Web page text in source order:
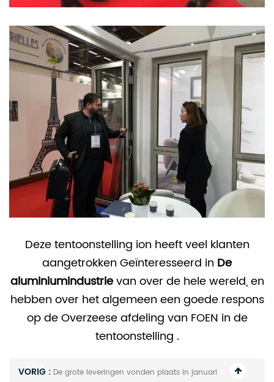
Deze tentoonstelling ion heeft veel klanten
aangetrokken Geïnteresseerd in De
aluminiumindustrievan over de hele wereld, en
hebben over het algemeen een goede respons
op deOverzeese afdeling van FOEN in de
tentoonstelling .
VORIG : De grote leveringen vonden plaats in januari